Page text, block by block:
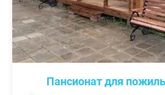
Пансионат для